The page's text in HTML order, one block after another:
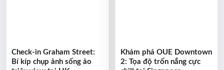
Check-in Graham Street:
Bí kíp chụp ảnh sống ảo
Khám phá OUE Downtown
2: Tọa độ trốn nắng cực